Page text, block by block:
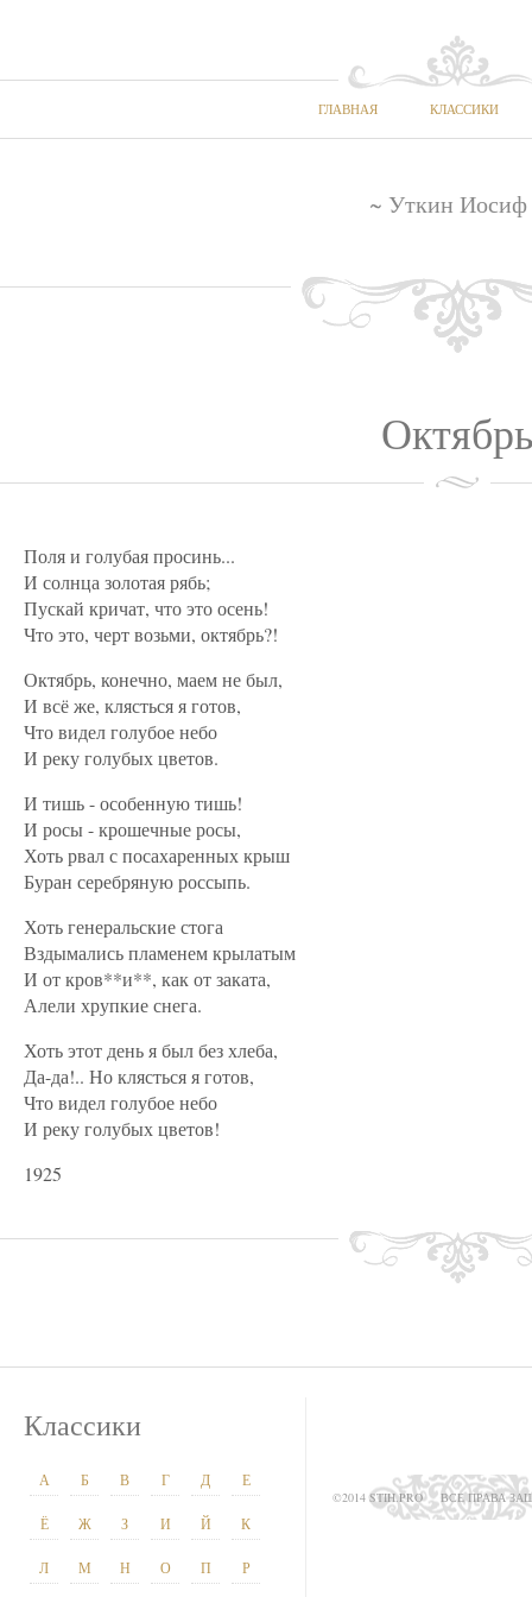
ГЛАВНАЯ КЛАССИКИ
~ Уткин Иосиф
Октябрь
Поля и голубая просинь...
И солнца золотая рябь;
Пускай кричат, что это осень!
Что это, черт возьми, октябрь?!
Октябрь, конечно, маем не был,
И всё же, клясться я готов,
Что видел голубое небо
И реку голубых цветов.
И тишь - особенную тишь!
И росы - крошечные росы,
Хоть рвал с посахаренных крыш
Буран серебряную россыпь.
Хоть генеральские стога
Вздымались пламенем крылатым
И от кров**и**, как от заката,
Алели хрупкие снега.
Хоть этот день я был без хлеба,
Да-да!.. Но клясться я готов,
Что видел голубое небо
И реку голубых цветов!
1925
Классики
А Б В Г Д Е
Ё Ж З И Й К
Л М Н О П Р
©2014 STIH.PRO ВСЕ ПРАВА